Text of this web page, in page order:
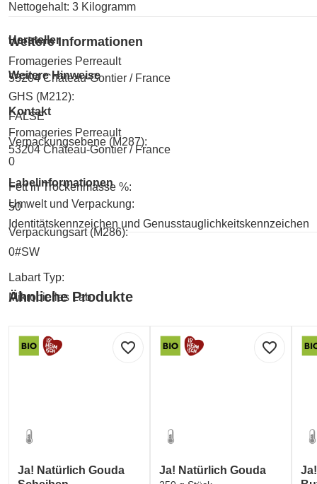
Nettogehalt: 3 Kilogramm
Hersteller
Fromageries Perreault
53204 Château-Gontier / France
Kontakt
Fromageries Perreault
53204 Château-Gontier / France
Labelinformationen
Umwelt und Verpackung:
Identitätskennzeichen und Genusstauglichkeitskennzeichen
Weitere Informationen
Weitere Hinweise
GHS (M212):
FALSE
Verpackungsebene (M287):
0
Fett in Trockenmasse %:
50
Verpackungsart (M286):
0#SW
Labart Typ:
Mikrobielles Lab
Ähnliche Produkte
favorite_border
Ja! Natürlich Gouda
favorite_border
Ja! Natürlich Gouda